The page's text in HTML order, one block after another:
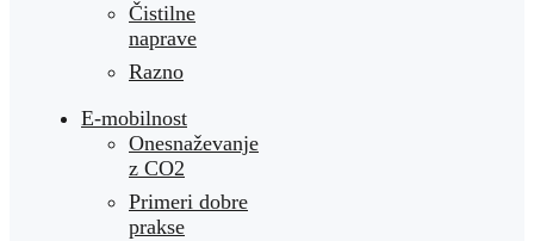
Čistilne
naprave
Razno
E-mobilnost
Onesnaževanje
z CO2
Primeri dobre
prakse